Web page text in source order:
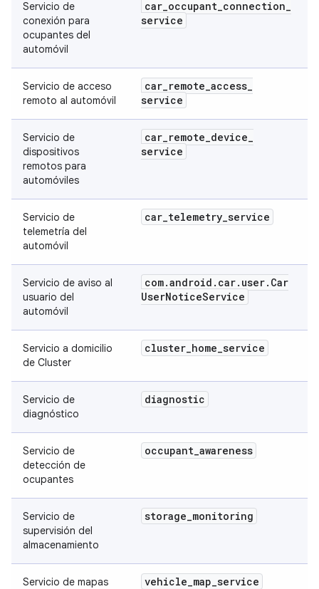
Servicio de
conexión para
ocupantes del
automóvil
car_occupant_connection_
service
Servicio de acceso
remoto al automóvil
car_remote_access_
service
Servicio de
dispositivos
remotos para
automóviles
car_remote_device_
service
Servicio de
telemetría del
automóvil
car_telemetry_service
Servicio de aviso al
usuario del
automóvil
com.android . car. user. Car
UserNoticeService
Servicio a domicilio
de Cluster
cluster_home_service
Servicio de
diagnóstico
diagnostic
Servicio de
detección de
ocupantes
occupant_awareness
Servicio de
supervisión del
almacenamiento
storage_monitoring
Servicio de mapas
vehicle_map_service